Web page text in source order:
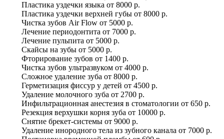
Пластика уздечки языка от 8000 р.
Пластика уздечки верхней губы от 8000 р.
Чистка зубов Air Flow от 5000 р.
Лечение периодонтита от 7000 р.
Лечение пульпита от 5000 р.
Скайсы на зубы от 5000 р.
Фторирование зубов от 1400 р.
Чистка зубов ультразвуком от 4000 р.
Сложное удаление зуба от 8000 р.
Герметизация фиссур у детей от 4500 р.
Удаление молочного зуба от 2700 р.
Инфильтрационная анестезия в стоматологии от 650 р.
Резекция верхушки корня зуба от 10000 р.
Снятие брекет-системы от 9000 р.
Удаление инородного тела из зубного канала от 7000 р.